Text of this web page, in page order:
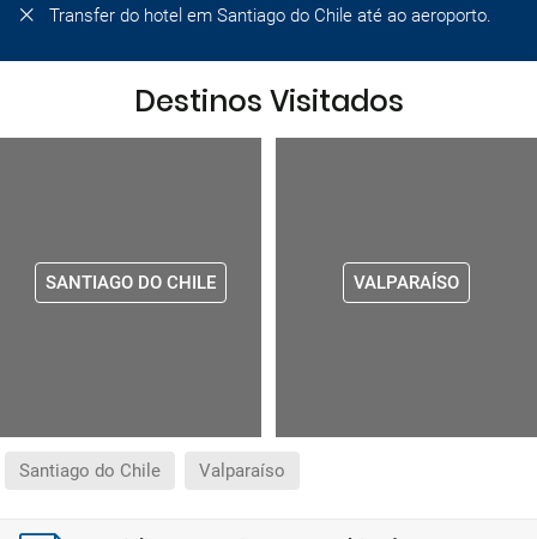
Transfer do hotel em Santiago do Chile até ao aeroporto.
Destinos Visitados
SANTIAGO DO CHILE VALPARAÍSO
Santiago do Chile Valparaíso